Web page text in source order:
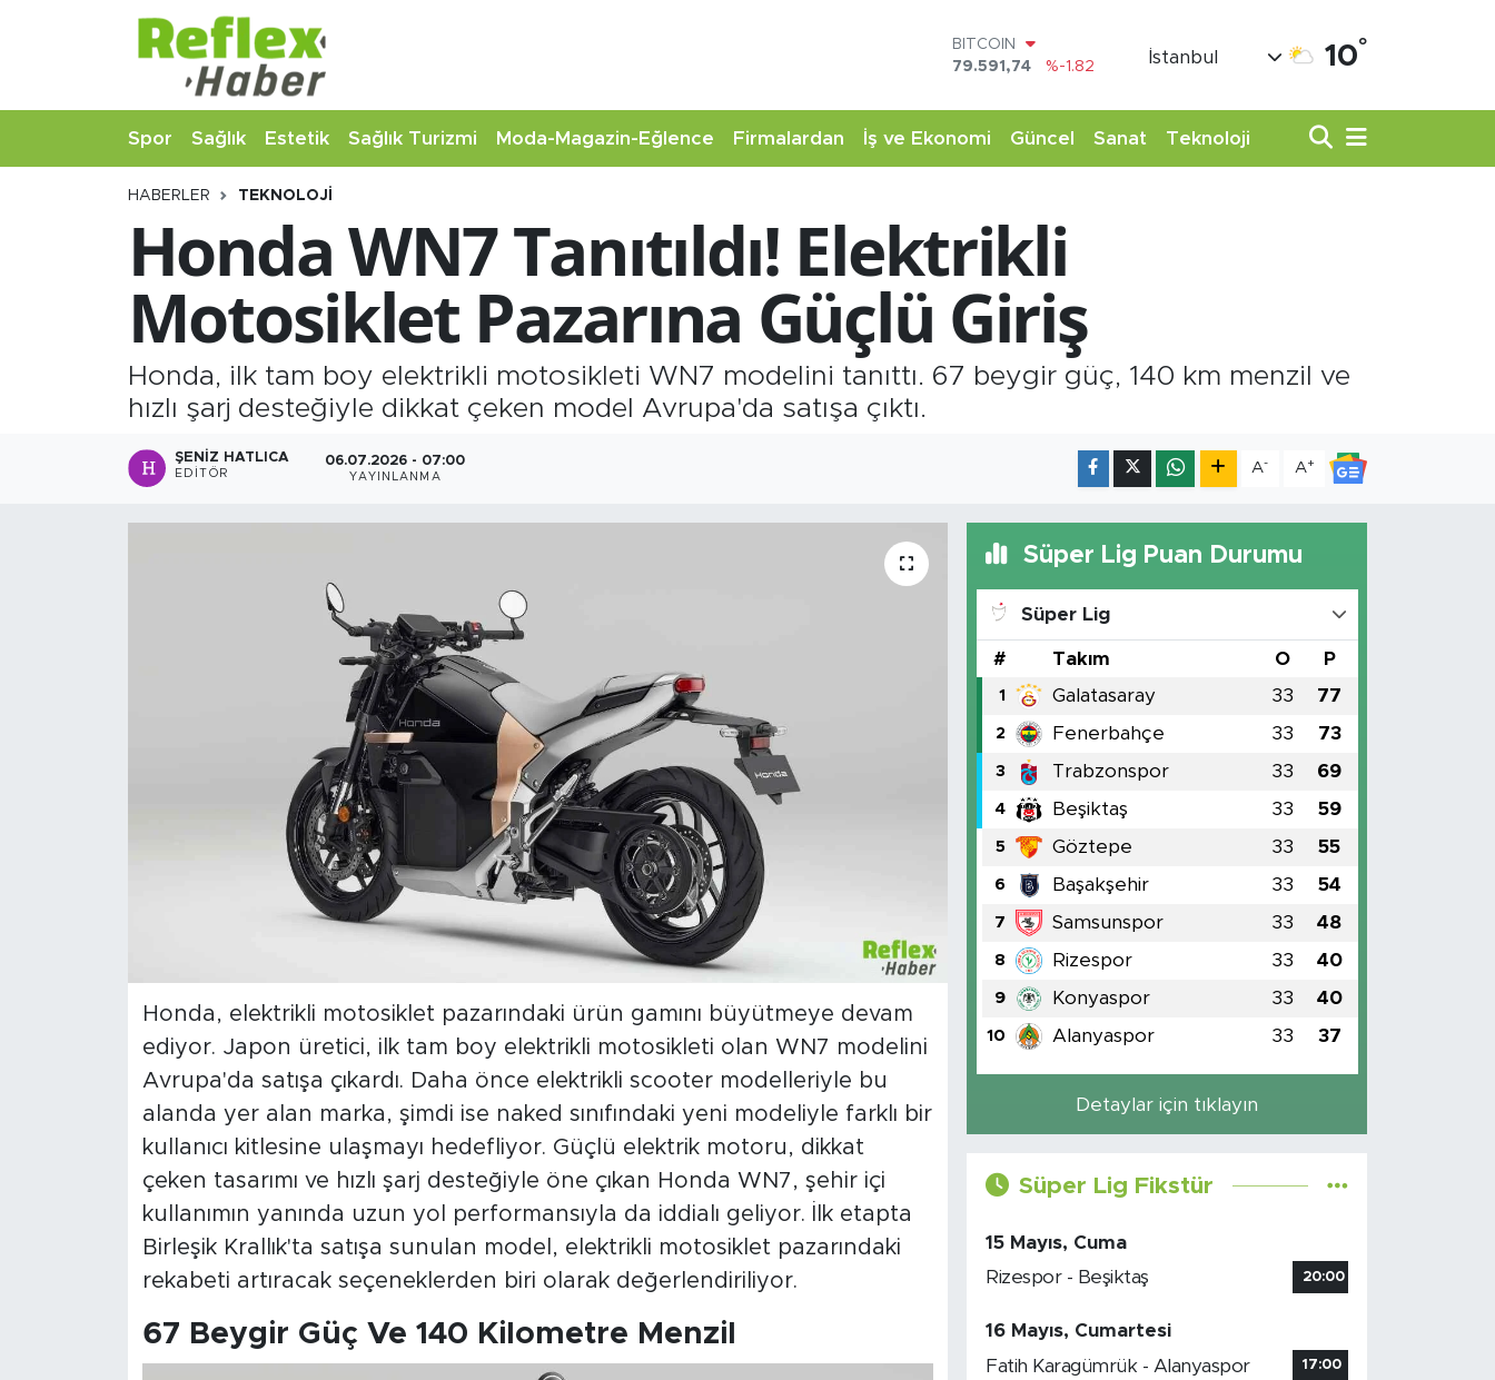
DOLAR
45,43620
%0.02
53,38690
%0.19
STERLİN
BİST100
14.598,00
%0
İstanbul 10°
Spor Sağlık Estetik Sağlık Turizmi Moda-Magazin-Eğlence Firmalardan İş ve Ekonomi Güncel Sanat Teknoloji
HABERLER TEKNOLOJI
Honda WN7 Tanıtıldı! Elektrikli
Motosiklet Pazarına Güçlü Giriş
Honda, ilk tam boy elektrikli motosikleti WN7 modelini tanıttı. 67 beygir güç, 140 km menzil ve
hızlı şarj desteğiyle dikkat çeken model Avrupa'da satışa çıktı.
ŞENIZ HATLICA
EDITÖR
06.07.2026 - 07:00
YAYINLANMA
A- A+
Honda, elektrikli motosiklet pazarındaki ürün gamını büyütmeye devam
ediyor. Japon üretici, ilk tam boy elektrikli motosikleti olan WN7 modelini
Avrupa'da satışa çıkardı. Daha önce elektrikli scooter modelleriyle bu
alanda yer alan marka, şimdi ise naked sınıfındaki yeni modeliyle farklı bir
kullanıcı kitlesine ulaşmayı hedefliyor. Güçlü elektrik motoru, dikkat
çeken tasarımı ve hızlı şarj desteğiyle öne çıkan Honda WN7, şehir içi
kullanımın yanında uzun yol performansıyla da iddialı geliyor. İlk etapta
Birleşik Krallık'ta satışa sunulan model, elektrikli motosiklet pazarındaki
rekabeti artıracak seçeneklerden biri olarak değerlendiriliyor.
67 Beygir Güç Ve 140 Kilometre Menzil
Süper Lig Puan Durumu
Süper Lig
# Takım O P
1 Galatasaray 33 77
2 Fenerbahçe 33 73
3 Trabzonspor 33 69
4 Beşiktaş 33 59
5 Göztepe 33 55
6 Başakşehir 33 54
7 Samsunspor 33 48
8 Rizespor 33 40
9 Konyaspor 33 40
10 Alanyaspor 33 37
Detaylar için tıklayın
Süper Lig Fikstür
15 Mayıs, Cuma
Rizespor - Beşiktaş
20:00
16 Mayıs, Cumartesi
Fatih Karagümrük - Alanyaspor
17:00
Estetik
Firmalardan
İş ve Ekonomi
Moda-Magazin-Eğlence
Sağlık Turizmi
Nöbetçi Eczaneler
Hava Durumu
Namaz Vakitleri
Trafik Durumu
Şampiyonlar Ligi Puan Durumu ve Fikstür
Tüm Manşetler
Son Dakika Haberleri
Haber Arşivi